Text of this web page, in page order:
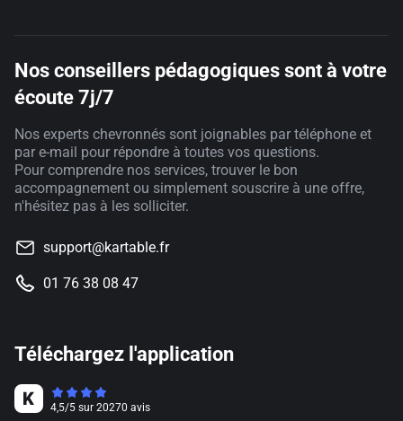
Nos conseillers pédagogiques sont à votre
écoute 7j/7
Nos experts chevronnés sont joignables par téléphone et
par e-mail pour répondre à toutes vos questions.
Pour comprendre nos services, trouver le bon
accompagnement ou simplement souscrire à une offre,
n'hésitez pas à les solliciter.
support@kartable.fr
01 76 38 08 47
Téléchargez l'application
4,5/5 sur 20270 avis